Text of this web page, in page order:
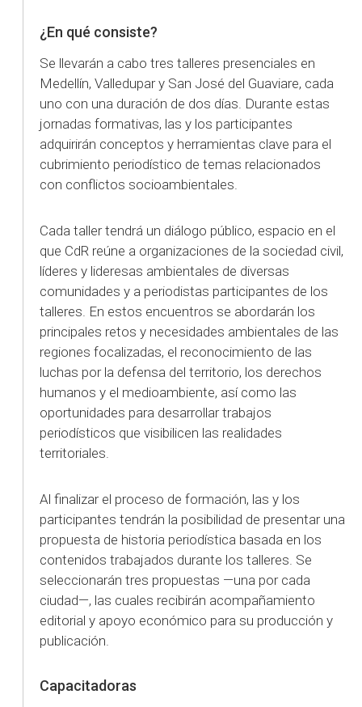
¿En qué consiste?
Se llevarán a cabo tres talleres presenciales en
Medellín, Valledupar y San José del Guaviare, cada
uno con una duración de dos días. Durante estas
jornadas formativas, las y los participantes
adquirirán conceptos y herramientas clave para el
cubrimiento periodístico de temas relacionados
con conflictos socioambientales.
Cada taller tendrá un diálogo público, espacio en el
que CdR reúne a organizaciones de la sociedad civil,
líderes y lideresas ambientales de diversas
comunidades y a periodistas participantes de los
talleres. En estos encuentros se abordarán los
principales retos y necesidades ambientales de las
regiones focalizadas, el reconocimiento de las
luchas por la defensa del territorio, los derechos
humanos y el medioambiente, así como las
oportunidades para desarrollar trabajos
periodísticos que visibilicen las realidades
territoriales.
Al finalizar el proceso de formación, las y los
participantes tendrán la posibilidad de presentar una
propuesta de historia periodística basada en los
contenidos trabajados durante los talleres. Se
seleccionarán tres propuestas —una por cada
ciudad—, las cuales recibirán acompañamiento
editorial y apoyo económico para su producción y
publicación.
Capacitadoras